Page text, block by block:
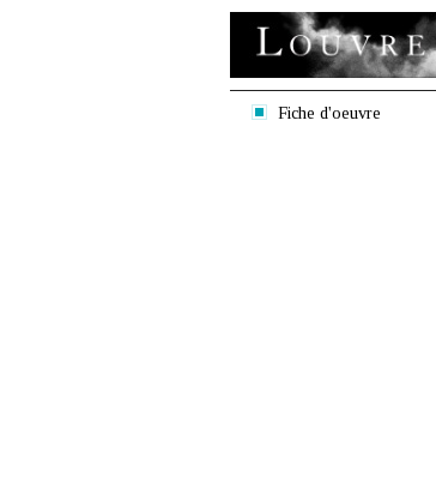
Fiche d'oeuvre